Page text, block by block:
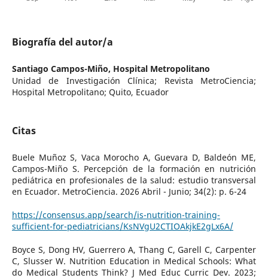
Biografía del autor/a
Santiago Campos-Miño, Hospital Metropolitano
Unidad de Investigación Clínica; Revista MetroCiencia;
Hospital Metropolitano; Quito, Ecuador
Citas
Buele Muñoz S, Vaca Morocho A, Guevara D, Baldeón ME,
Campos-Miño S. Percepción de la formación en nutrición
pediátrica en profesionales de la salud: estudio transversal
en Ecuador. MetroCiencia. 2026 Abril - Junio; 34(2): p. 6-24
https://consensus.app/search/is-nutrition-training-
sufficient-for-pediatricians/KsNVgU2CTIOAkjkE2gLx6A/
Boyce S, Dong HV, Guerrero A, Thang C, Garell C, Carpenter
C, Slusser W. Nutrition Education in Medical Schools: What
do Medical Students Think? J Med Educ Curric Dev. 2023;